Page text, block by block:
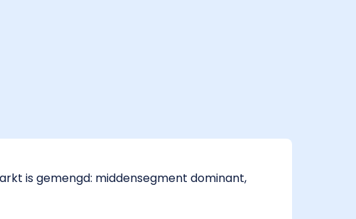
is gemengd: middensegment dominant,